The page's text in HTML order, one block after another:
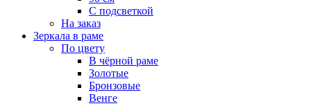
С подсветкой
На заказ
Зеркала в раме
По цвету
В чёрной раме
Золотые
Бронзовые
Венге